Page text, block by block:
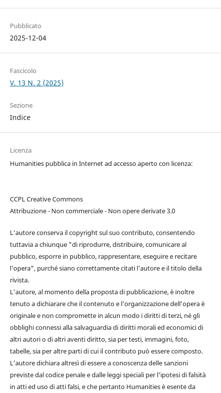
Pubblicato
2025-12-04
Fascicolo
V. 13 N. 2 (2025)
Sezione
Indice
Licenza
Humanities pubblica in Internet ad accesso aperto con licenza:
CCPL Creative Commons
Attribuzione - Non commerciale - Non opere derivate 3.0
L'autore conserva il copyright sul suo contributo, consentendo
tuttavia a chiunque "di riprodurre, distribuire, comunicare al
pubblico, esporre in pubblico, rappresentare, eseguire e recitare
l'opera", purché siano correttamente citati l'autore e il titolo della
rivista.
L’autore, al momento della proposta di pubblicazione, è inoltre
tenuto a dichiarare che il contenuto e l’organizzazione dell’opera è
originale e non compromette in alcun modo i diritti di terzi, né gli
obblighi connessi alla salvaguardia di diritti morali ed economici di
altri autori o di altri aventi diritto, sia per testi, immagini, foto,
tabelle, sia per altre parti di cui il contributo può essere composto.
L’autore dichiara altresì di essere a conoscenza delle sanzioni
previste dal codice penale e dalle leggi speciali per l’ipotesi di falsità
in atti ed uso di atti falsi, e che pertanto Humanities è esente da